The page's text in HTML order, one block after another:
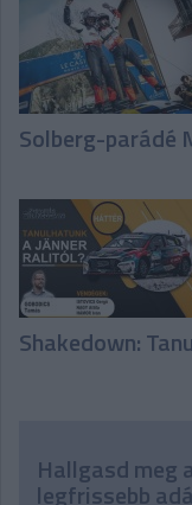
Solberg-parádé
Shakedown:
Hallgasd meg
legfrissebb